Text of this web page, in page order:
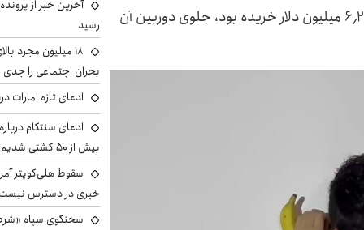
مردی که موز هنری و جنجالی چسبیده به دیوار را ۶٫۲ میلیون دلار خریده بود، جلوی دوربین آن
آخرین خبر از
رسید
بحران اجتماعی را
ادعای تازه امارات
ادعای سنتکام
بیش از ۵۰ کشتی شدیم!
سقوط هلی‌کوپتر
خبری در دسترس
سخنگوی سپاه